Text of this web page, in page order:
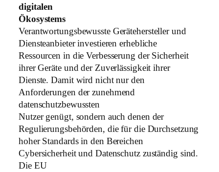
digitalen
Ökosystems
Verantwortungsbewusste Gerätehersteller und
Diensteanbieter investieren erhebliche
Ressourcen in die Verbesserung der Sicherheit
ihrer Geräte und der Zuverlässigkeit ihrer
Dienste. Damit wird nicht nur den
Anforderungen der zunehmend
datenschutzbewussten
Nutzer genügt, sondern auch denen der
Regulierungsbehörden, die für die Durchsetzung
hoher Standards in den Bereichen
Cybersicherheit und Datenschutz zuständig sind.
Die EU